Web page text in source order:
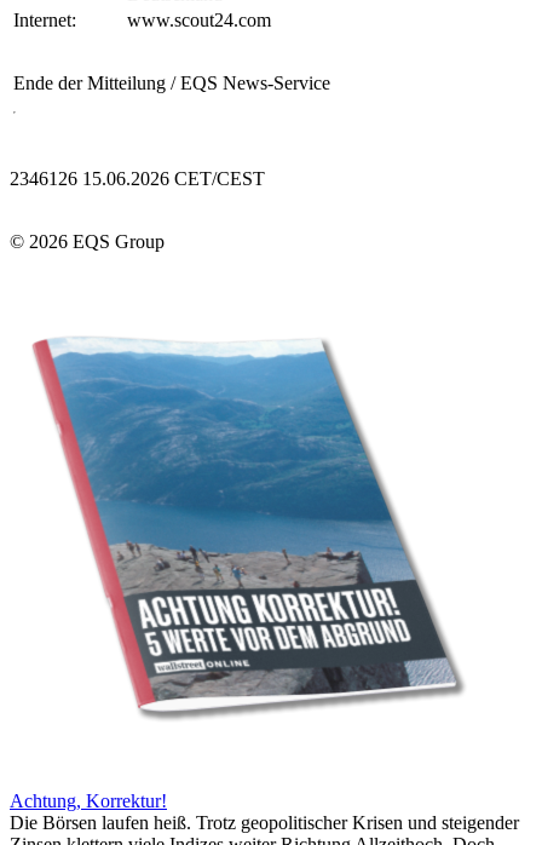
Internet:
www.scout24.com
Ende der Mitteilung / EQS News-Service
2346126 15.06.2026 CET/CEST
© 2026 EQS Group
Achtung, Korrektur!
Die Börsen laufen heiß. Trotz geopolitischer Krisen und steigender